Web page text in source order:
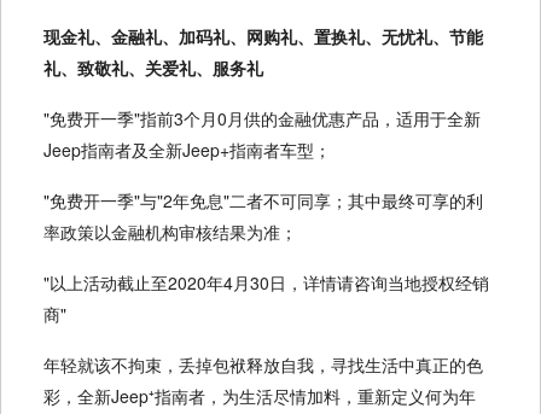
现金礼、金融礼、加码礼、网购礼、置换礼、无忧礼、节能
礼、致敬礼、关爱礼、服务礼
"免费开一季"指前3个月0月供的金融优惠产品，适用于全新
Jeep指南者及全新Jeep+指南者车型；
"免费开一季"与"2年免息"二者不可同享；其中最终可享的利
率政策以金融机构审核结果为准；
"以上活动截止至2020年4月30日，详情请咨询当地授权经销
商"
年轻就该不拘束，丢掉包袱释放自我，寻找生活中真正的色
彩，全新Jeep⁺指南者，为生活尽情加料，重新定义何为年